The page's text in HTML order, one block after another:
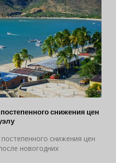
снижения цен
снижения цен
новогодних